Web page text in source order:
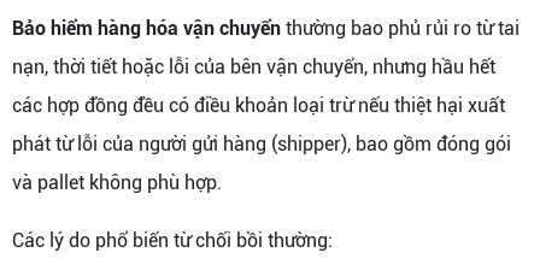
Bảo hiểm hàng hóa vận chuyển thường bao phủ rủi ro từ tai
nạn, thời tiết hoặc lỗi của bên vận chuyển, nhưng hầu hết
các hợp đồng đều có điều khoản loại trừ nếu thiệt hại xuất
phát từ lỗi của người gửi hàng (shipper), bao gồm đóng gói
và pallet không phù hợp.
Các lý do phổ biến từ chối bồi thường: